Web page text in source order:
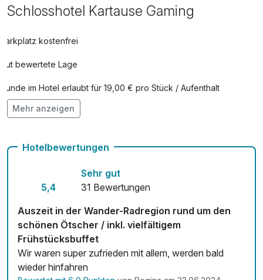
Schlosshotel Kartause Gaming
Parkplatz kostenfrei
Gut bewertete Lage
Hunde im Hotel erlaubt für 19,00 € pro Stück / Aufenthalt
Kostenloses W-LAN
Mehr anzeigen
Hotelbewertungen
5,4
Sehr gut
31 Bewertungen
Auszeit in der Wander-Radregion rund um den
schönen Ötscher / inkl. vielfältigem
Frühstücksbuffet
Wir waren super zufrieden mit allem, werden bald
wieder hinfahren